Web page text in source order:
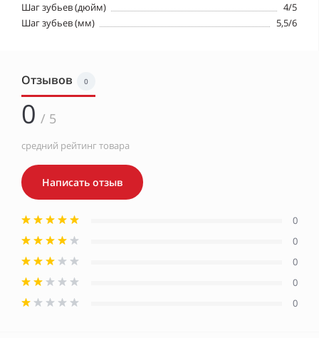
Шаг зубьев (дюйм)
4/5
Шаг зубьев (мм)
5,5/6
Отзывов 0
0 / 5
средний рейтинг товара
Написать отзыв
0
0
0
0
0